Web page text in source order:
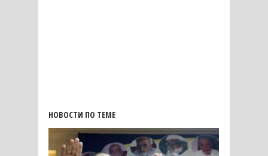
НОВОСТИ ПО ТЕМЕ